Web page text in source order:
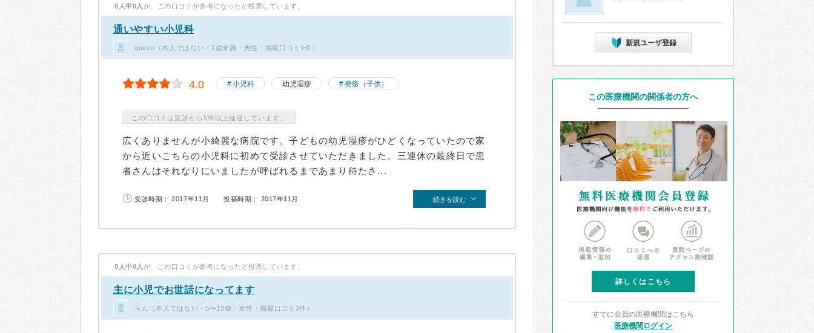
0人中0人 が、この口コミが参考になったと投票しています。
通いやすい小児科
queen（本人ではない・1歳未満・男性・掲載口コミ1件）
4.0 小児科 幼児湿疹 発疹（子供）
この口コミは受診から5年以上経過しています。
広くありませんが小綺麗な病院です。子どもの幼児湿疹がひどくなっていたので家
から近いこちらの小児科に初めて受診させていただきました。三連休の最終日で患
者さんはそれなりにいましたが呼ばれるまであまり待たさ...
受診時期： 2017年11月 投稿時期： 2017年11月 続きを読む
0人中0人 が、この口コミが参考になったと投票しています。
主に小児でお世話になってます
らん（本人ではない・5〜10歳・女性・掲載口コミ3件）
新規ユーザ登録
この医療機関の関係者の方へ
詳しくはこちら
すでに会員の医療機関はこちら
医療機関ログイン